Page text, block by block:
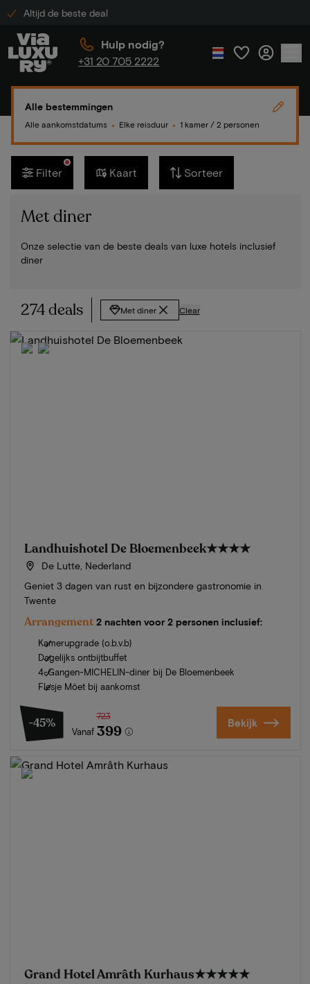
Altijd de beste deal
Hulp nodig?
+31 20 705 2222
Alle bestemmingen
Alle aankomstdatums ● Elke reisduur ● 1 kamer / 2 personen
Filter Kaart Sorteer
Met diner
Onze selectie van de beste deals van luxe hotels inclusief
diner
274 deals Met diner Clear
Landhuishotel De Bloemenbeek★★★★
De Lutte, Nederland
Geniet 3 dagen van rust en bijzondere gastronomie in
Twente
Arrangement 2 nachten voor 2 personen inclusief:
Kamerupgrade (o.b.v.b)
Dagelijks ontbijtbuffet
4-Gangen-MICHELIN-diner bij De Bloemenbeek
Flesje Möet bij aankomst
-45%
Vanaf
723
399 Bekijk
Grand Hotel Amrâth Kurhaus★★★★★